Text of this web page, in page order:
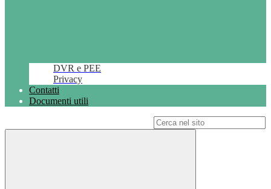
DVR e PEE
Privacy
Contatti
Documenti utili